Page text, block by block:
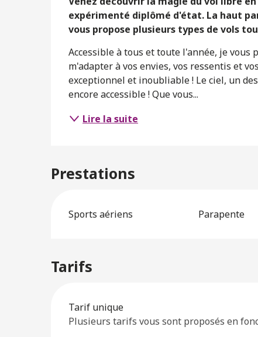
expérimenté diplômé d'état. La haut
vous propose plusieurs types de vols
Accessible à tous et toute l'année, je vous
m'adapter à vos envies, vos ressentis et
exceptionnel et inoubliable ! Le ciel, un
encore accessible ! Que vous...
Lire la suite
Prestations
Sports aériens Parapente
Tarifs
Tarifs 2026
Tarif unique
Plusieurs tarifs vous sont proposés en